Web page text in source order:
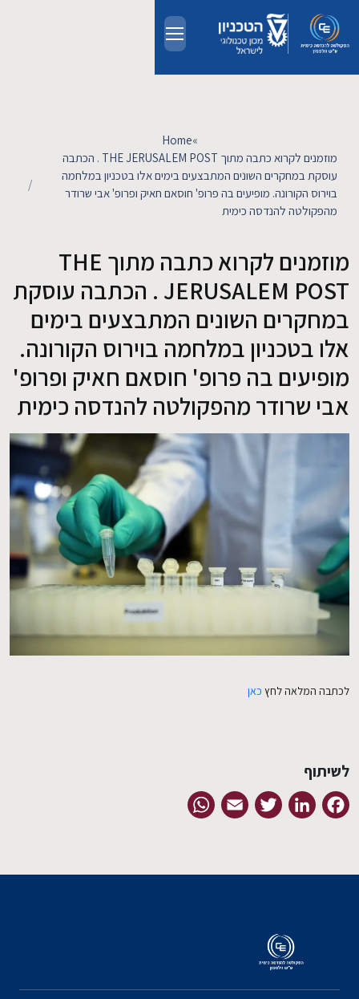
EN
לימודים
מחקר
חדשות ואירועים
קשרי תעשייה
צרו קשר
Home»
מוזמנים לקרוא כתבה מתוך THE JERUSALEM POST . הכתבה
עוסקת במחקרים השונים המתבצעים בימים אלו בטכניון במלחמה
בוירוס הקורונה. מופיעים בה פרופ' חוסאם חאיק ופרופ' אבי שרודר
מהפקולטה להנדסה כימית
מוזמנים לקרוא כתבה מתוך THE
JERUSALEM POST . הכתבה עוסקת
במחקרים השונים המתבצעים בימים
אלו בטכניון במלחמה בוירוס הקורונה.
מופיעים בה פרופ' חוסאם חאיק ופרופ'
אבי שרודר מהפקולטה להנדסה כימית
לכתבה המלאה לחץ כאן
לשיתוף
Facebook
LinkedIn
Twitter
Email